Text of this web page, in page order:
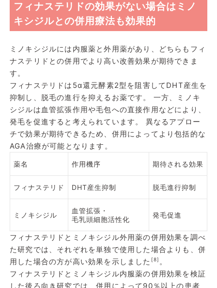
フィナステリドの効果がない場合はミノ
キシジルとの併用療法も効果的
ミノキシジルには内服薬と外用薬があり、どちらもフィ
ナステリドとの併用でより高い改善効果が期待できま
す。
フィナステリドは5α還元酵素2型を阻害してDHT産生を
抑制し、脱毛の進行を抑えるお薬です。 一方、ミノキ
シジルは血管拡張作用や毛包への直接作用などにより、
発毛を促進すると考えられています。 異なるアプロー
チで効果が期待できるため、併用によってより包括的な
AGA治療が可能となります。
薬名 作用機序 期待される効果
フィナステリド DHT産生抑制 脱毛進行抑制
ミノキシジル
血管拡張・
毛乳頭細胞活性化
発毛促進
フィナステリドとミノキシジル外用薬の併用効果を調べ
た研究では、それぞれを単独で使用した場合よりも、併
用した場合の方が高い効果を示しました [8] 。
フィナステリドとミノキシジル内服薬の併用効果を検証
した後ろ向き研究では、併用によって90％以上の患者